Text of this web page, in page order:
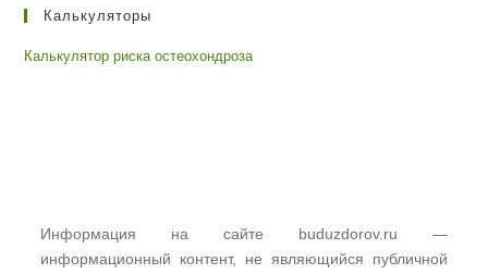
Калькуляторы
Калькулятор риска остеохондроза
Информация на сайте buduzdorov.ru —
информационный контент, не являющийся публичной